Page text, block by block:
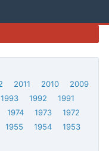
2011 2010
2009
1993 1992
1991
1974 1973
1972
1955 1954
1953